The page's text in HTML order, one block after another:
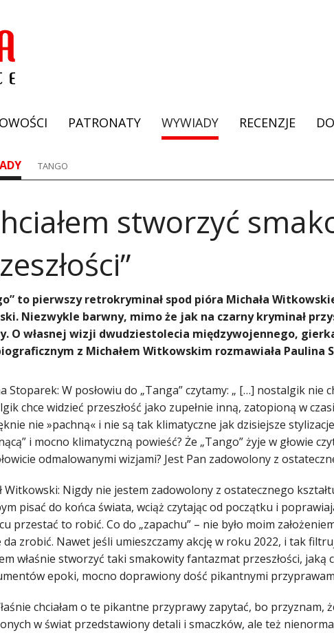
PATRONATY WYWIADY RECENZJE
TANGO
stworzyć
to pierwszy retrokryminał spod pióra Michała
Niezwykle barwny, mimo że jak na czarny kryminał
O własnej wizji dwudziestolecia międzywojennego,
z Michałem Witkowskim rozmawiała Paulina
Stoparek: W posłowiu do „Tanga” czytamy: „ […] nostalgik nie
chce widzieć przeszłość jako zupełnie inną, zatopioną w
nie »pachną« i nie są tak klimatyczne jak dzisiejsze
i mocno klimatyczną powieść? Że „Tango” żyje w głowie
odmalowanymi wizjami? Jest Pan zadowolony z
Witkowski: Nigdy nie jestem zadowolony z ostatecznego
pisać do końca świata, wciąż czytając od początku i
przestać to robić. Co do „zapachu” – nie było moim
da zrobić. Nawet jeśli umieszczamy akcję w roku 2022, i tak
właśnie stworzyć taki smakowity fantazmat przeszłości, jaką
epoki, mocno doprawiony dość pikantnymi
chciałam o te pikantne przyprawy zapytać, bo
w świat przedstawiony detali i smaczków, ale też